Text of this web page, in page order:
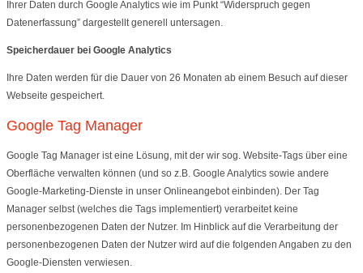
Ihrer Daten durch Google Analytics wie im Punkt “Widerspruch gegen
Datenerfassung” dargestellt generell untersagen.
Speicherdauer bei Google Analytics
Ihre Daten werden für die Dauer von 26 Monaten ab einem Besuch auf dieser
Webseite gespeichert.
Google Tag Manager
Google Tag Manager ist eine Lösung, mit der wir sog. Website-Tags über eine
Oberfläche verwalten können (und so z.B. Google Analytics sowie andere
Google-Marketing-Dienste in unser Onlineangebot einbinden). Der Tag
Manager selbst (welches die Tags implementiert) verarbeitet keine
personenbezogenen Daten der Nutzer. Im Hinblick auf die Verarbeitung der
personenbezogenen Daten der Nutzer wird auf die folgenden Angaben zu den
Google-Diensten verwiesen.